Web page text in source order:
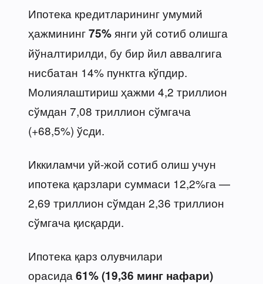
Ипотека кредитларининг умумий
ҳажмининг75% янги уй сотиб олишга
йўналтирилди, бу бир йил аввалгига
нисбатан 14% пунктга кўпдир.
Молиялаштириш ҳажми 4,2 триллион
сўмдан 7,08 триллион сўмгача
(+68,5%) ўсди.
Иккиламчи уй-жой сотиб олиш учун
ипотека қарзлари суммаси 12,2%га —
2,69 триллион сўмдан 2,36 триллион
сўмгача қисқарди.
Ипотека қарз олувчилари
орасида 61% (19,36 минг нафари)